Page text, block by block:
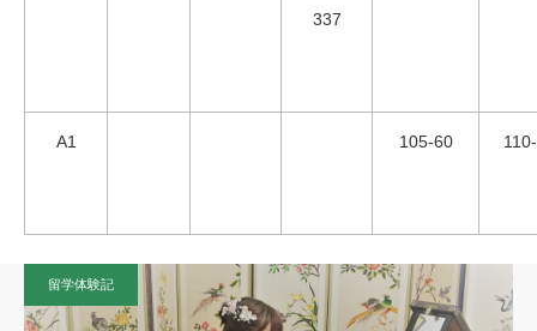
337
A1 105-60
留学体験記